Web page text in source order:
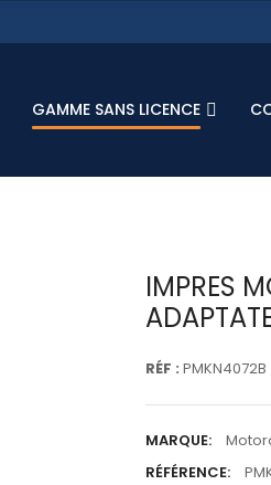
GAMME SANS LICENCE
IMPRES
RÉF : PMKN4072B
MARQUE:
RÉFÉRENCE: